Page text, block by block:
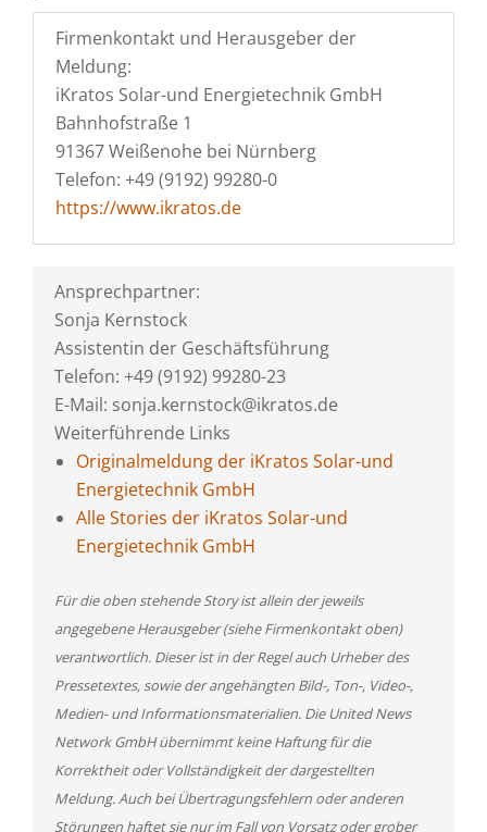
Firmenkontakt und Herausgeber der
Meldung:
iKratos Solar-und Energietechnik GmbH
Bahnhofstraße 1
91367 Weißenohe bei Nürnberg
Telefon: +49 (9192) 99280-0
https://www.ikratos.de
Ansprechpartner:
Sonja Kernstock
Assistentin der Geschäftsführung
Telefon: +49 (9192) 99280-23
E-Mail: sonja.kernstock@ikratos.de
Weiterführende Links
Originalmeldung der iKratos Solar-und
Energietechnik GmbH
Alle Stories der iKratos Solar-und
Energietechnik GmbH
Für die oben stehende Story ist allein der jeweils
angegebene Herausgeber (siehe Firmenkontakt oben)
verantwortlich. Dieser ist in der Regel auch Urheber des
Pressetextes, sowie der angehängten Bild-, Ton-, Video-,
Medien- und Informationsmaterialien. Die United News
Network GmbH übernimmt keine Haftung für die
Korrektheit oder Vollständigkeit der dargestellten
Meldung. Auch bei Übertragungsfehlern oder anderen
Störungen haftet sie nur im Fall von Vorsatz oder grober